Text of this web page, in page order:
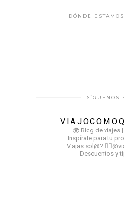
DÓNDE
SÍGUENOS
🌍 Blog de viajes
Inspírate para tu
Viajas sol@?
Descuentos y